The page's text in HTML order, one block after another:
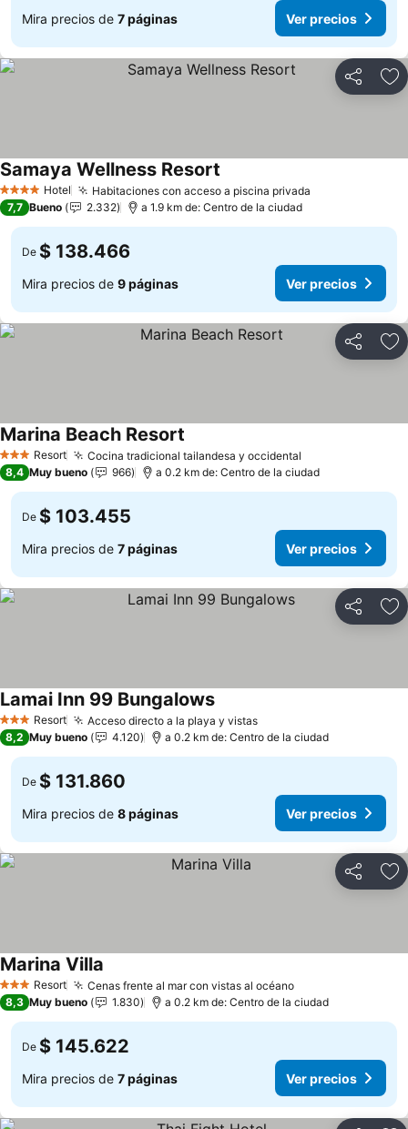
Mira precios de 7 páginas Ver precios
Compartir
4 EstrellasHotel Habitaciones con acceso a piscina privada
Samaya Wellness Resort
7,7 Bueno 2.332 a 1.9 km de: Centro de la ciudad
De $ 138.466
Mira precios de 9 páginas Ver precios
Compartir
3 EstrellasResort Cocina tradicional tailandesa y occidental
Marina Beach Resort
8,4 Muy bueno 966 a 0.2 km de: Centro de la ciudad
De $ 103.455
Mira precios de 7 páginas Ver precios
Compartir
3 EstrellasResort Acceso directo a la playa y vistas
Lamai Inn 99 Bungalows
8,2 Muy bueno 4.120 a 0.2 km de: Centro de la ciudad
De $ 131.860
Mira precios de 8 páginas Ver precios
Compartir
3 EstrellasResort Cenas frente al mar con vistas al océano
Marina Villa
8,3 Muy bueno 1.830 a 0.2 km de: Centro de la ciudad
De $ 145.622
Mira precios de 7 páginas Ver precios